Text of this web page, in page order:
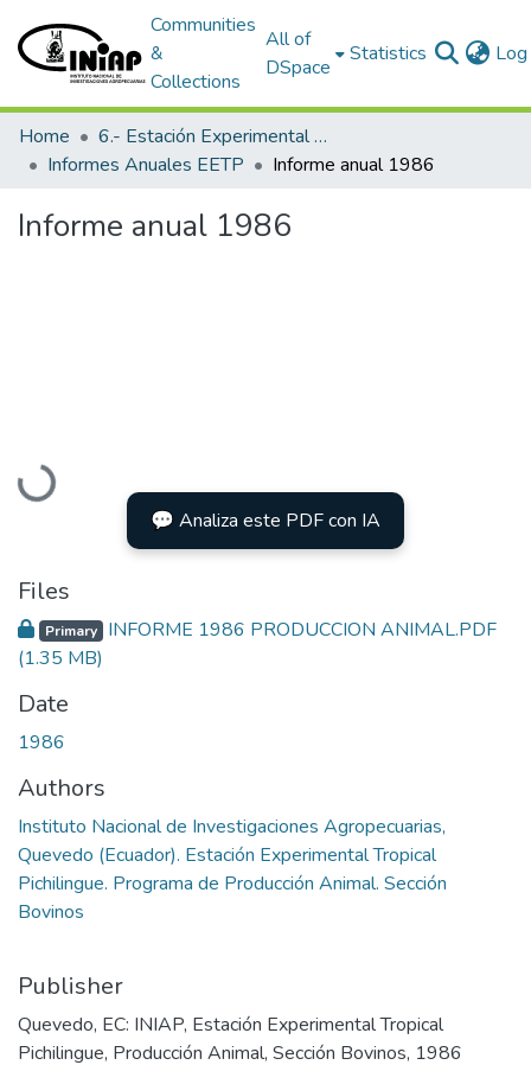
Communities
&
Collections
All of
DSpace
Statistics
Home
6.- Estación Experimental Tropical Pichilingue
Informes Anuales EETP
Informe anual 1986
Informe anual 1986
Loading...
💬 Analiza este PDF con IA
Files
Primary INFORME 1986 PRODUCCION ANIMAL.PDF
(1.35 MB)
Date
1986
Authors
Instituto Nacional de Investigaciones Agropecuarias,
Quevedo (Ecuador). Estación Experimental Tropical
Pichilingue. Programa de Producción Animal. Sección
Bovinos
Publisher
Quevedo, EC: INIAP, Estación Experimental Tropical
Pichilingue, Producción Animal, Sección Bovinos, 1986